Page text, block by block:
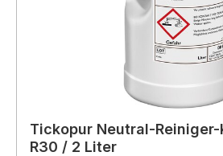
Tickopur Neutral-Reiniger-
R30 / 2 Liter